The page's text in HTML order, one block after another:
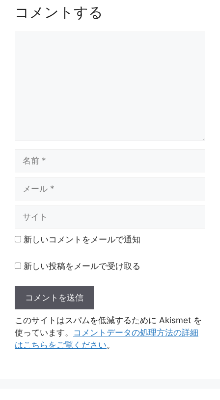
コメントする
ト 新しいコメントをメールで通知
新しい投稿をメールで受け取る
このサイトはスパムを低減するために Akismet を
使っています。 コメントデータの処理方法の詳細
はこちらをご覧ください。